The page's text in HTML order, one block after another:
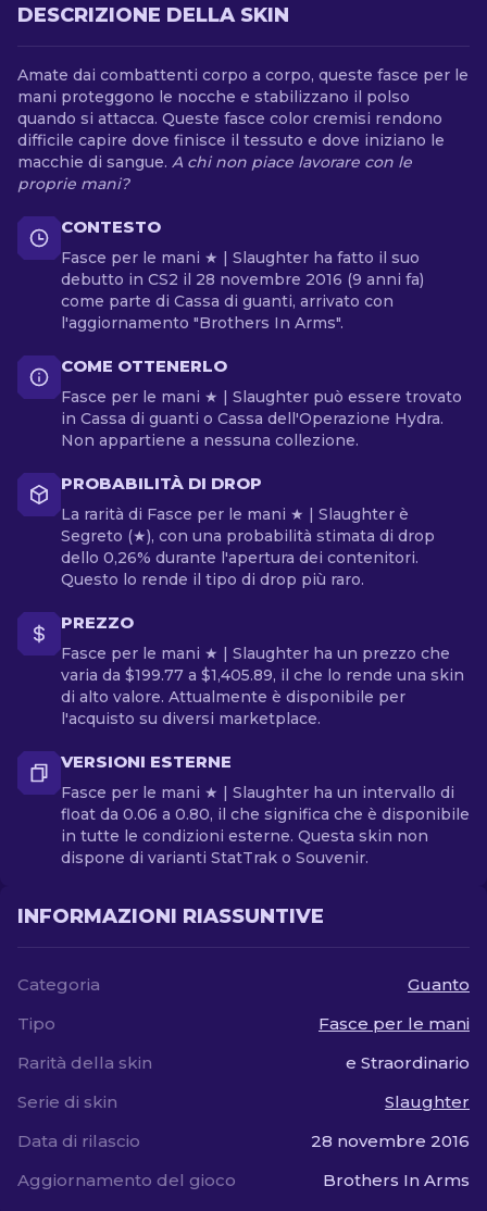
DESCRIZIONE DELLA SKIN
Amate dai combattenti corpo a corpo, queste fasce per le
mani proteggono le nocche e stabilizzano il polso
quando si attacca. Queste fasce color cremisi rendono
difficile capire dove finisce il tessuto e dove iniziano le
macchie di sangue. A chi non piace lavorare con le
proprie mani?
CONTESTO
Fasce per le mani ★ | Slaughter ha fatto il suo
debutto in CS2 il 28 novembre 2016 (9 anni fa)
come parte di Cassa di guanti, arrivato con
l'aggiornamento "Brothers In Arms".
COME OTTENERLO
Fasce per le mani ★ | Slaughter può essere trovato
in Cassa di guanti o Cassa dell'Operazione Hydra.
Non appartiene a nessuna collezione.
PROBABILITÀ DI DROP
La rarità di Fasce per le mani ★ | Slaughter è
Segreto (★), con una probabilità stimata di drop
dello 0,26% durante l'apertura dei contenitori.
Questo lo rende il tipo di drop più raro.
PREZZO
Fasce per le mani ★ | Slaughter ha un prezzo che
varia da $199.77 a $1,405.89, il che lo rende una skin
di alto valore. Attualmente è disponibile per
l'acquisto su diversi marketplace.
VERSIONI ESTERNE
Fasce per le mani ★ | Slaughter ha un intervallo di
float da 0.06 a 0.80, il che significa che è disponibile
in tutte le condizioni esterne. Questa skin non
dispone di varianti StatTrak o Souvenir.
INFORMAZIONI RIASSUNTIVE
Categoria
Guanto
Tipo
Fasce per le mani
Rarità della skin
e Straordinario
Serie di skin
Slaughter
Data di rilascio
28 novembre 2016
Aggiornamento del gioco
Brothers In Arms